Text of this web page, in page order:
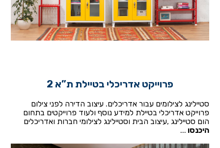
פרוייקט אדריכלי בטיילת ת”א 2
סטיילינג לצילומים עבור אדריכלים. עיצוב הדירה לפני צילום
פרוייקט אדריכלי בטיילת למידע נוסף ולעוד פרוייקטים בתחום
הום סטיילינג ,עיצוב הבית וסטיילינג לצילומי חברות ואדריכלים
היכנסו ...